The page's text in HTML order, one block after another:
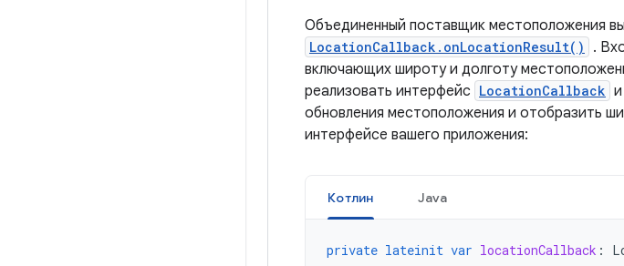
Объединенный поставщик местоположения
LocationCallback.onLocationResult() .
включающих широту и долготу
реализовать интерфейс LocationCallback
обновления местоположения и отобразить
интерфейсе вашего приложения:
Котлин Java
private lateinit var locationCallback :